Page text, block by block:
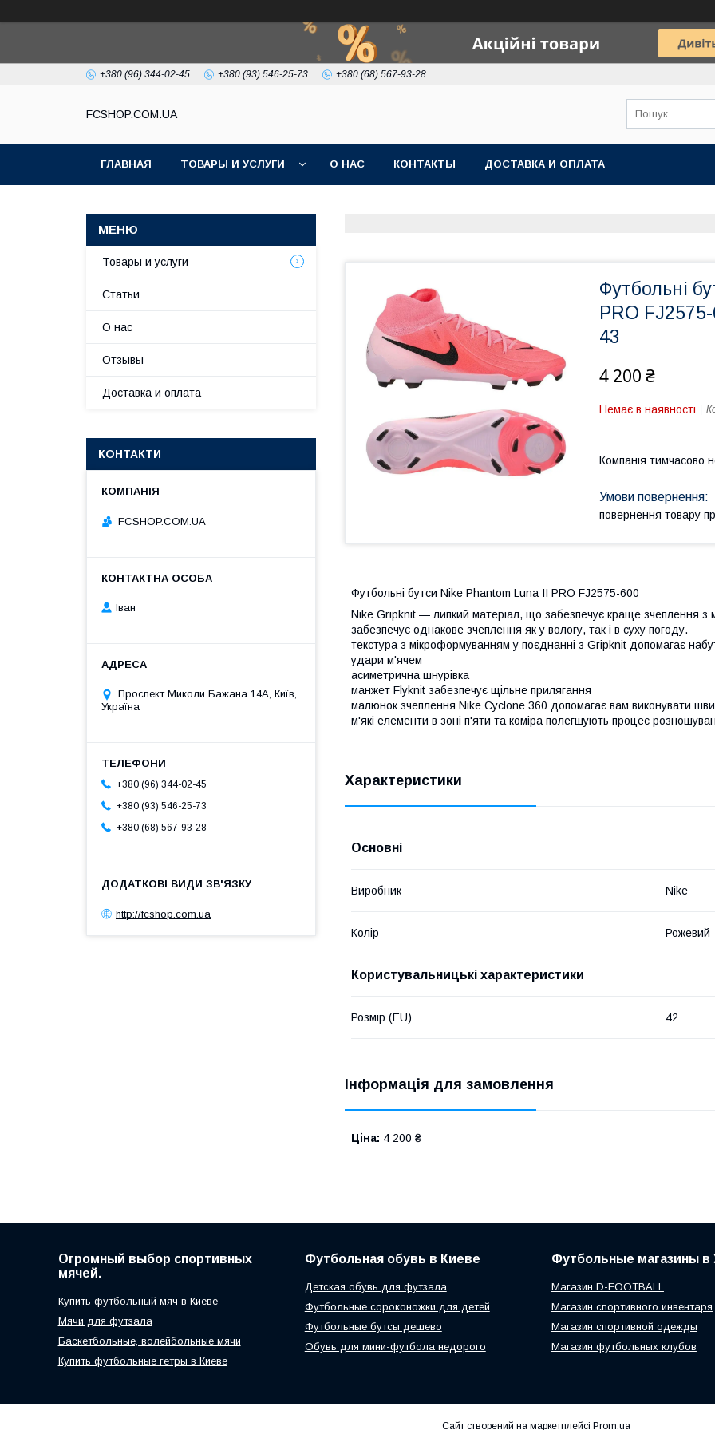
+380 (96) 344-02-45 +380 (93) 546-25-73 +380 (68) 567-93-28
FCSHOP.COM.UA
ГЛАВНАЯ ТОВАРЫ И УСЛУГИ О НАС КОНТАКТЫ ДОСТАВКА И ОПЛАТА
Футбольні
PRO
43
4 200 ₴
Немає в наявності
Компанія тимчасово
повернення товару
Футбольні бутси Nike Phantom Luna II PRO FJ2575-600
Nike Gripknit — липкий матеріал, що забезпечує краще зчеплення з
забезпечує однакове зчеплення як у вологу, так і в суху погоду.
текстура з мікроформуванням у поєднанні з Gripknit допомагає
удари м'ячем
асиметрична шнурівка
манжет Flyknit забезпечує щільне прилягання
малюнок зчеплення Nike Cyclone 360 допомагає вам виконувати
м'які елементи в зоні п'яти та коміра полегшують процес
Характеристики
Основні
Виробник Nike
Колір Рожевий
Користувальницькі характеристики
Розмір (EU) 42
Інформація для замовлення
Ціна: 4 200 ₴
Товары и услуги
Статьи
О нас
Отзывы
Доставка и оплата
КОНТАКТИ
FCSHOP.COM.UA
Іван
Проспект Миколи Бажана 14А, Київ,
Україна
+380 (96) 344-02-45
+380 (93) 546-25-73
+380 (68) 567-93-28
http://fcshop.com.ua
Огромный выбор спортивных
мячей.
Купить футбольный мяч в Киеве
Мячи для футзала
Баскетбольные, волейбольные мячи
Купить футбольные гетры в Киеве
Футбольная обувь в Киеве
Детская обувь для футзала
Футбольные сороконожки для детей
Футбольные бутсы дешево
Обувь для мини-футбола недорого
Футбольные магазины в
Магазин D-FOOTBALL
Магазин спортивного инвентаря
Магазин спортивной одежды
Магазин футбольных клубов
Сайт створений на маркетплейсі Prom.ua